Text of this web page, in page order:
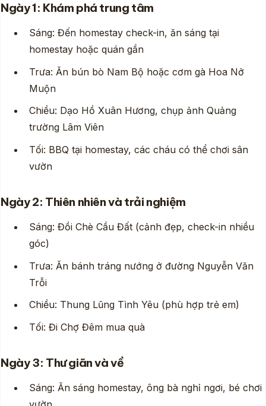
Ngày 1: Khám phá trung tâm
Sáng: Đến homestay check-in, ăn sáng tại
homestay hoặc quán gần
Trưa: Ăn bún bò Nam Bộ hoặc cơm gà Hoa Nở
Muộn
Chiều: Dạo Hồ Xuân Hương, chụp ảnh Quảng
trường Lâm Viên
Tối: BBQ tại homestay, các cháu có thể chơi sân
vườn
Ngày 2: Thiên nhiên và trải nghiệm
Sáng: Đồi Chè Cầu Đất (cảnh đẹp, check-in nhiều
góc)
Trưa: Ăn bánh tráng nướng ở đường Nguyễn Văn
Trỗi
Chiều: Thung Lũng Tình Yêu (phù hợp trẻ em)
Tối: Đi Chợ Đêm mua quà
Ngày 3: Thư giãn và về
Sáng: Ăn sáng homestay, ông bà nghỉ ngơi, bé chơi